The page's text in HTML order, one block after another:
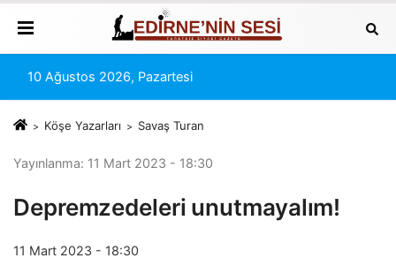
10 Ağustos 2026, Pazartesi
Köşe Yazarları Savaş Turan
Yayınlanma: 11 Mart 2023 - 18:30
Depremzedeleri unutmayalım!
11 Mart 2023 - 18:30